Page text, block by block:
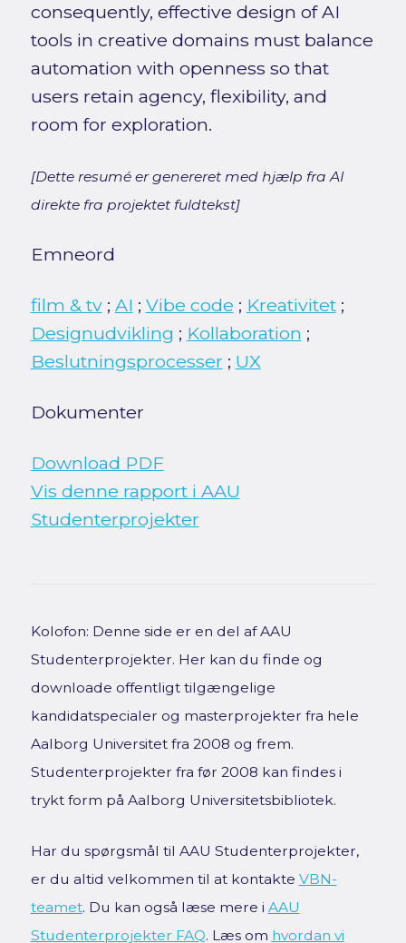
consequently, effective design of AI
tools in creative domains must balance
automation with openness so that
users retain agency, flexibility, and
room for exploration.
[Dette resumé er genereret med hjælp fra AI
direkte fra projektet fuldtekst]
Emneord
film & tv; AI ; Vibe code ; Kreativitet;
Designudvikling ; Kollaboration ;
Beslutningsprocesser ; UX
Dokumenter
Download PDF
Vis denne rapport i AAU
Studenterprojekter
Kolofon: Denne side er en del af AAU
Studenterprojekter. Her kan du finde og
downloade offentligt tilgængelige
kandidatspecialer og masterprojekter fra hele
Aalborg Universitet fra 2008 og frem.
Studenterprojekter fra før 2008 kan findes i
trykt form på Aalborg Universitetsbibliotek.
Har du spørgsmål til AAU Studenterprojekter,
er du altid velkommen til at kontakte VBN-
teamet. Du kan også læse mere i AAU
Studenterprojekter FAQ. Læs om hvordan vi